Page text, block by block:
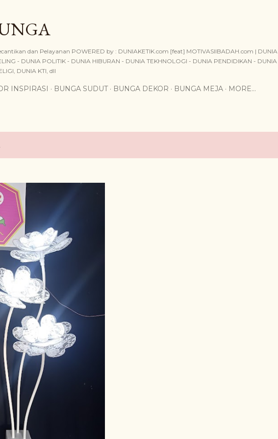
dan Pelayanan POWERED by : DUNIAKETIK.com [feat] MOTIVASIIBADAH.com | DUNIA
- DUNIA POLITIK - DUNIA HIBURAN - DUNIA TEKHNOLOGI - DUNIA PENDIDIKAN - DUNIA
DUNIA KTI, dll
INSPIRASI BUNGA SUDUT BUNGA DEKOR BUNGA MEJA MORE…